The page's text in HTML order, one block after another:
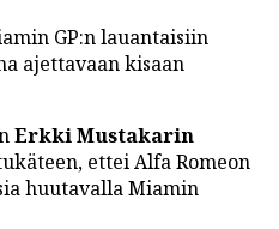
GP:n lauantaisiin
ajettavaan kisaan
Erkki Mustakarin
ettei Alfa Romeon
huutavalla Miamin